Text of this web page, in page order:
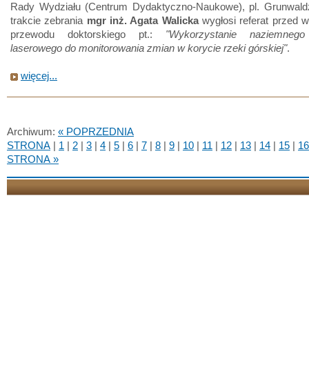
Rady Wydziału (Centrum Dydaktyczno-Naukowe), pl.
trakcie zebrania mgr inż. Agata Walickawygłosi referat przed
przewodu doktorskiego pt.: "Wykorzystanie
laserowego do monitorowania zmian w korycie rzeki górskiej".
więcej...
Archiwum: « POPRZEDNIA
STRONA | 1 | 2 | 3 | 4 | 5 | 6 | 7 | 8 | 9 | 10 | 11 | 12 | 13 | 14 | 15 | 16
STRONA »